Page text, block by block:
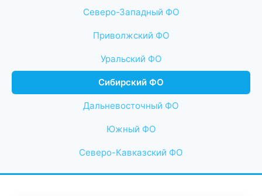
Северо-Западный ФО
Приволжский ФО
Уральский ФО
Сибирский ФО
Дальневосточный ФО
Южный ФО
Северо-Кавказский ФО